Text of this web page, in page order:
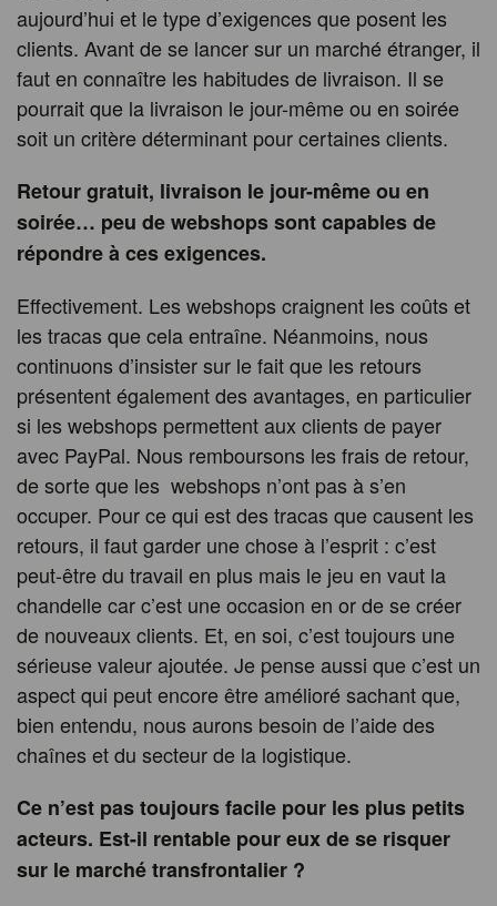
aujourd’hui et le type d’exigences que posent les
clients. Avant de se lancer sur un marché étranger, il
faut en connaître les habitudes de livraison. Il se
pourrait que la livraison le jour-même ou en soirée
soit un critère déterminant pour certaines clients.
Retour gratuit, livraison le jour-même ou en
soirée… peu de webshops sont capables de
répondre à ces exigences.
Effectivement. Les webshops craignent les coûts et
les tracas que cela entraîne. Néanmoins, nous
continuons d’insister sur le fait que les retours
présentent également des avantages, en particulier
si les webshops permettent aux clients de payer
avec PayPal. Nous remboursons les frais de retour,
de sorte que les webshops n’ont pas à s’en
occuper. Pour ce qui est des tracas que causent les
retours, il faut garder une chose à l’esprit : c’est
peut-être du travail en plus mais le jeu en vaut la
chandelle car c’est une occasion en or de se créer
de nouveaux clients. Et, en soi, c’est toujours une
sérieuse valeur ajoutée. Je pense aussi que c’est un
aspect qui peut encore être amélioré sachant que,
bien entendu, nous aurons besoin de l’aide des
chaînes et du secteur de la logistique.
Ce n’est pas toujours facile pour les plus petits
acteurs. Est-il rentable pour eux de se risquer
sur le marché transfrontalier ?